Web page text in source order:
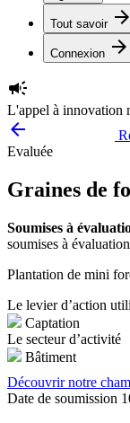
Tout savoir arrow_forward
Connexion arrow_forward
campaign
L'appel à innovation
arrow_backward
Evaluée
Graines de
Soumises à
soumises à
Plantation de mini
Le levier d’action
Captation
Le secteur d’activité
Bâtiment
Découvrir notre
Date de soumission